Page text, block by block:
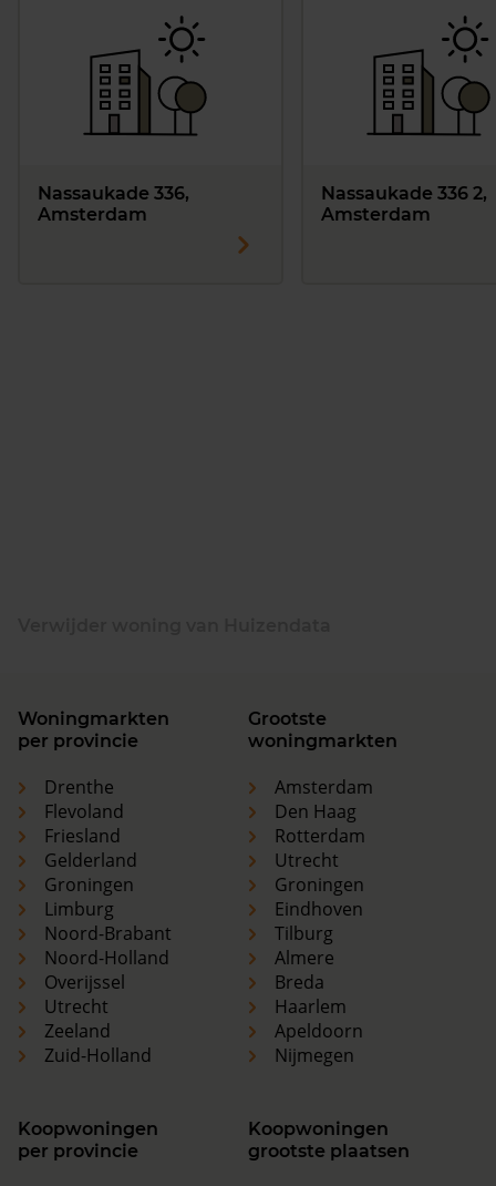
Nassaukade 336,
Amsterdam
Nassaukade 336 2,
Amsterdam
Woningmarkten
per provincie
Drenthe
Flevoland
Friesland
Gelderland
Groningen
Limburg
Noord-Brabant
Noord-Holland
Overijssel
Utrecht
Zeeland
Zuid-Holland
Grootste
woningmarkten
Amsterdam
Den Haag
Rotterdam
Utrecht
Groningen
Eindhoven
Tilburg
Almere
Breda
Haarlem
Apeldoorn
Nijmegen
Koopwoningen
per provincie
Koopwoningen
grootste plaatsen